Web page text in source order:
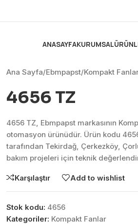
ANASAYFAKURUMSAL
Ana Sayfa/Ebmpapst/Kompakt
4656 TZ
4656 TZ, Ebmpapst markasının
otomasyon ürünüdür. Ürün kodu
tarafından Tekirdağ, Çerkezköy,
bakım projeleri için teknik
Karşılaştır Add to wishlist
Stok kodu: 4656
Kategoriler: Kompakt Fanlar